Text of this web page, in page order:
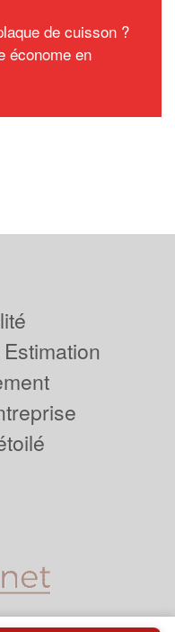
de cuisson ?
économe en